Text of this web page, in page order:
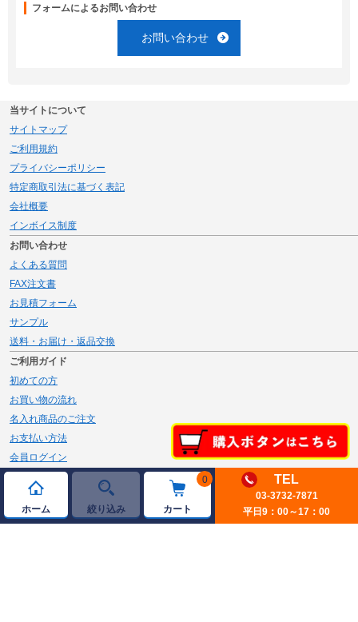
ホーム 絞り込み
0
カート
TEL
03-3732-7871
平日9：00～17：00
フォームによるお問い合わせ
お問い合わせ
当サイトについて
サイトマップ
ご利用規約
プライバシーポリシー
特定商取引法に基づく表記
会社概要
インボイス制度
お問い合わせ
よくある質問
FAX注文書
お見積フォーム
サンプル
送料・お届け・返品交換
ご利用ガイド
初めての方
お買い物の流れ
名入れ商品のご注文
お支払い方法
会員ログイン
メルマガ登録
新規会員登録
ページトップへ